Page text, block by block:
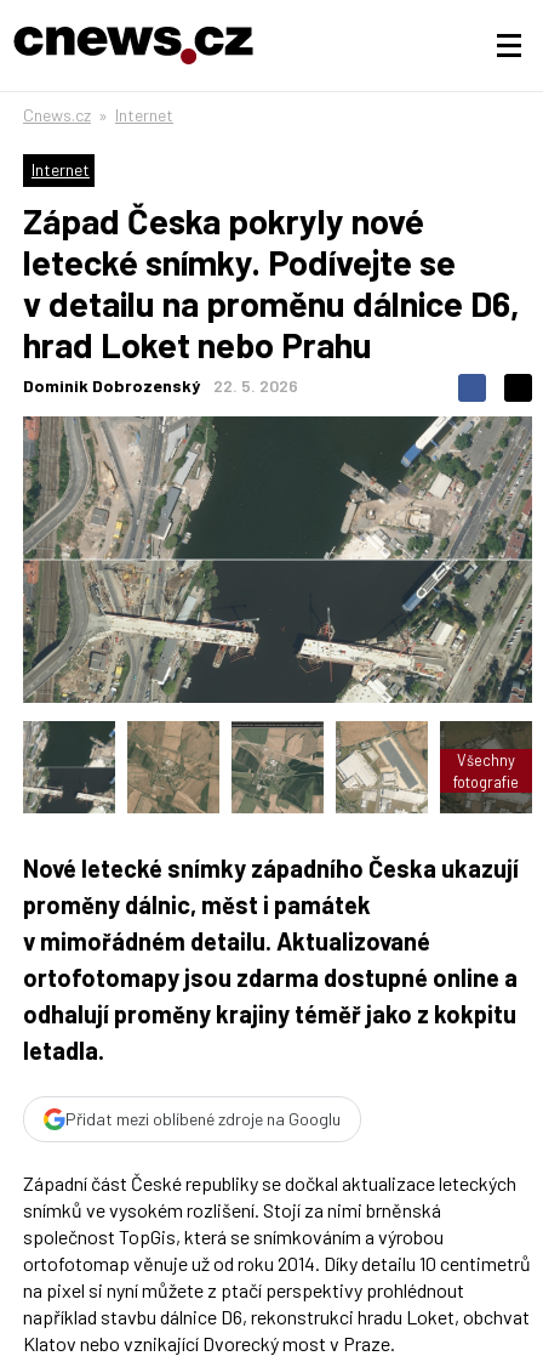
Cnews.cz » Internet
Internet
Západ Česka pokryly nové
letecké snímky. Podívejte se
v detailu na proměnu dálnice D6,
hrad Loket nebo Prahu
Dominik Dobrozenský 22. 5. 2026
S
d
í
l
e
t
S
d
í
e
j
t
e
n
a
F
c
e
b
o
o
d
í
l
e
j
t
e
n
a
s
í
t
i
X
Všechny
fotografie
Nové letecké snímky západního Česka ukazují
proměny dálnic, měst i památek
v mimořádném detailu. Aktualizované
ortofotomapy jsou zdarma dostupné online a
odhalují proměny krajiny téměř jako z kokpitu
letadla.
Přidat mezi oblíbené zdroje na Googlu
Západní část České republiky se dočkal aktualizace leteckých
snímků ve vysokém rozlišení. Stojí za nimi brněnská
společnost TopGis, která se snímkováním a výrobou
ortofotomap věnuje už od roku 2014. Díky detailu 10 centimetrů
na pixel si nyní můžete z ptačí perspektivy prohlédnout
například stavbu dálnice D6, rekonstrukci hradu Loket, obchvat
Klatov nebo vznikající Dvorecký most v Praze.